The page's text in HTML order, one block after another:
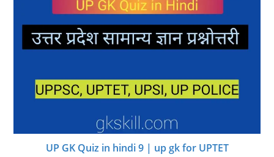
UP GK Quiz in hindi 9 | up gk for UPTET